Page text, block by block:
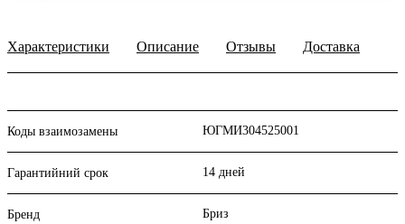
Характеристики Описание Отзывы Доставка
Коды взаимозамены ЮГМИ304525001
Гарантийний срок 14 дней
Бренд Бриз